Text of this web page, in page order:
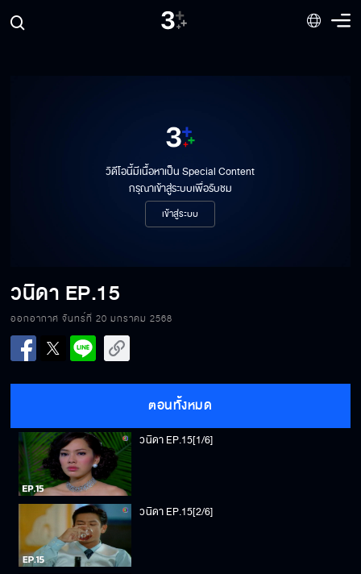
วิดีโอนี้มีเนื้อหาเป็น Special Content
กรุณาเข้าสู่ระบบเพื่อรับชม
เข้าสู่ระบบ
วนิดา EP.15
ออกอากาศ จันทร์ที่ 20 มกราคม 2568
ตอนทั้งหมด
วนิดา EP.15[1/6]
วนิดา EP.15[2/6]